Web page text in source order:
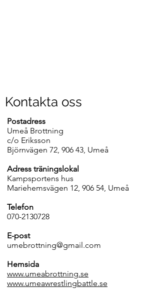
Kontakta oss
Postadress
Umeå Brottning
c/o Eriksson
Björnvägen 72, 906 43, Umeå
Adress träningslokal
Kampsportens hus
Mariehemsvägen 12, 906 54, Umeå
Telefon
070-2130728
E-post
umebrottning@gmail.com
Hemsida
www.umeabrottning.se
www.umeawrestlingbattle.se